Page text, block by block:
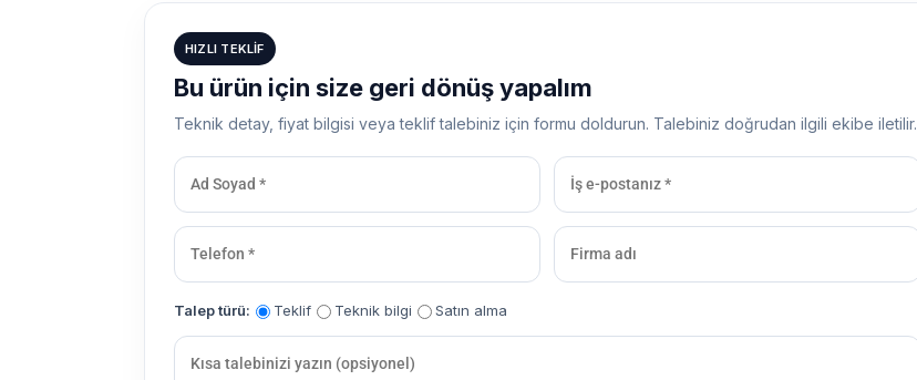
HIZLI TEKLIF
Bu ürün için size geri dönüş yapalım
Teknik detay, fiyat bilgisi veya teklif talebiniz için formu doldurun. Talebiniz doğrudan ilgili ekibe iletilir.
Talep türü: Teklif Teknik bilgi Satın alma